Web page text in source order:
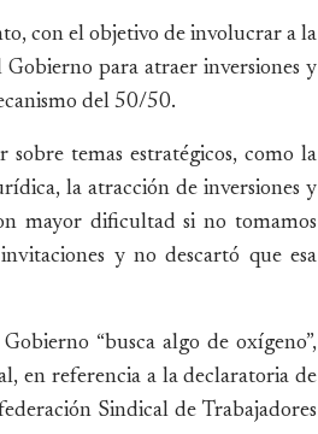
con el objetivo de involucrar a la
Gobierno para atraer inversiones y
del 50/50.
sobre temas estratégicos, como la
la atracción de inversiones y
mayor dificultad si no tomamos
y no descartó que esa
“busca algo de oxígeno”,
en referencia a la declaratoria de
Sindical de Trabajadores